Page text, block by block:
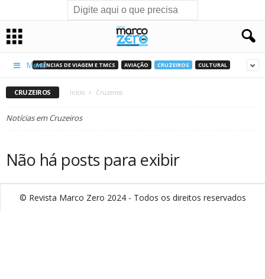
Menu
AGÊNCIAS DE VIAGEM E TMCS AVIAÇÃO CRUZEIROS CULTURAL
CRUZEIROS Início Cruzeiros
Notícias em Cruzeiros
Não há posts para exibir
© Revista Marco Zero 2024 - Todos os direitos reservados